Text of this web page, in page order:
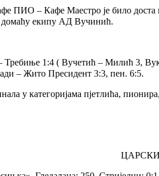
ПИО – Кафе Маестро је било доста
екипу АД Вучинић.
1:4 ( Вучетић – Милић 3,
– Жито Пресидент 3:3, пен. 6:5.
у категоријама пјетлића,
ЦАРСКИ